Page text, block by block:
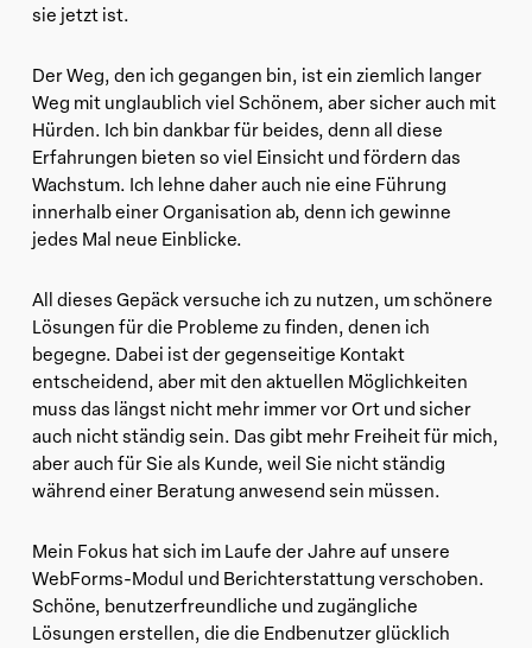
sie jetzt ist.
Der Weg, den ich gegangen bin, ist ein ziemlich langer
Weg mit unglaublich viel Schönem, aber sicher auch mit
Hürden. Ich bin dankbar für beides, denn all diese
Erfahrungen bieten so viel Einsicht und fördern das
Wachstum. Ich lehne daher auch nie eine Führung
innerhalb einer Organisation ab, denn ich gewinne
jedes Mal neue Einblicke.
All dieses Gepäck versuche ich zu nutzen, um schönere
Lösungen für die Probleme zu finden, denen ich
begegne. Dabei ist der gegenseitige Kontakt
entscheidend, aber mit den aktuellen Möglichkeiten
muss das längst nicht mehr immer vor Ort und sicher
auch nicht ständig sein. Das gibt mehr Freiheit für mich,
aber auch für Sie als Kunde, weil Sie nicht ständig
während einer Beratung anwesend sein müssen.
Mein Fokus hat sich im Laufe der Jahre auf unsere
WebForms-Modul und Berichterstattung verschoben.
Schöne, benutzerfreundliche und zugängliche
Lösungen erstellen, die die Endbenutzer glücklich